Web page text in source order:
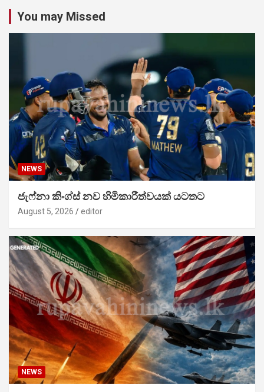
You may Missed
NEWS
ජැෆ්නා කිංග්ස් නව හිමිකාරීත්වයක් යටතට
August 5, 2026 editor
NEWS